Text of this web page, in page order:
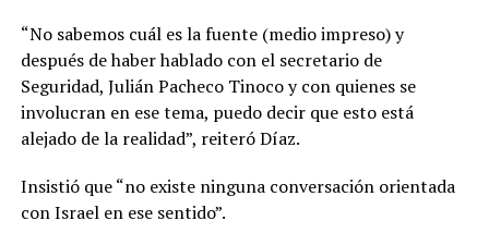
“No sabemos cuál es la fuente (medio impreso) y
después de haber hablado con el secretario de
Seguridad, Julián Pacheco Tinoco y con quienes se
involucran en ese tema, puedo decir que esto está
alejado de la realidad”, reiteró Díaz.
Insistió que “no existe ninguna conversación orientada
con Israel en ese sentido”.